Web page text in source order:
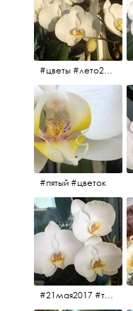
#цветы #лето2017 #седьмойнаподходе #шестой #всегодевять
#пятый #цветок
#21мая2017 #трио #цветы